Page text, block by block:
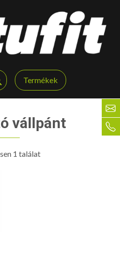
Termékek
vállpánt
1 találat